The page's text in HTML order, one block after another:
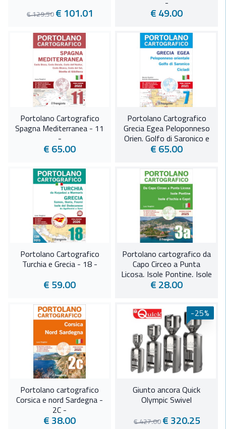
€ 129.50 € 101.01
-
€ 49.00
Portolano Cartografico
Spagna Mediterranea - 11
-
€ 65.00
Portolano Cartografico
Grecia Egea Peloponneso
Orien. Golfo di Saronico e
Cicladi - 7 -
€ 65.00
Portolano Cartografico
Turchia e Grecia - 18 -
€ 59.00
Portolano cartografico da
Capo Circeo a Punta
Licosa, Isole Pontine, Isole
d’Ischia e Capri - 3A -
€ 28.00
Portolano cartografico
Corsica e nord Sardegna -
2C -
€ 38.00
Giunto ancora Quick
Olympic Swivel
€ 427.00 € 320.25
-25%